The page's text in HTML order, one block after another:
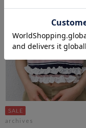
archives